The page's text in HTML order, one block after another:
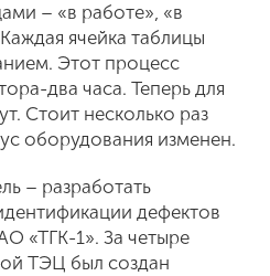
– «в работе», «в
ячейка таблицы
Этот процесс
два часа. Теперь для
Стоит несколько раз
оборудования изменен.
– разработать
дефектов
«ТГК-1». За четыре
ТЭЦ был создан